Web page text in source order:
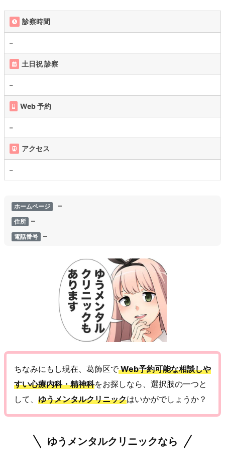
診察時間
–
土日祝 診察
–
Web 予約
–
アクセス
–
ホームページ –
住所 –
電話番号 –
ちなみにもし現在、葛飾区でWeb予約可能な相談しや
すい心療内科・精神科をお探しなら、選択肢の一つと
して、 ゆうメンタルクリニックはいかがでしょうか？
ゆうメンタルクリニックなら